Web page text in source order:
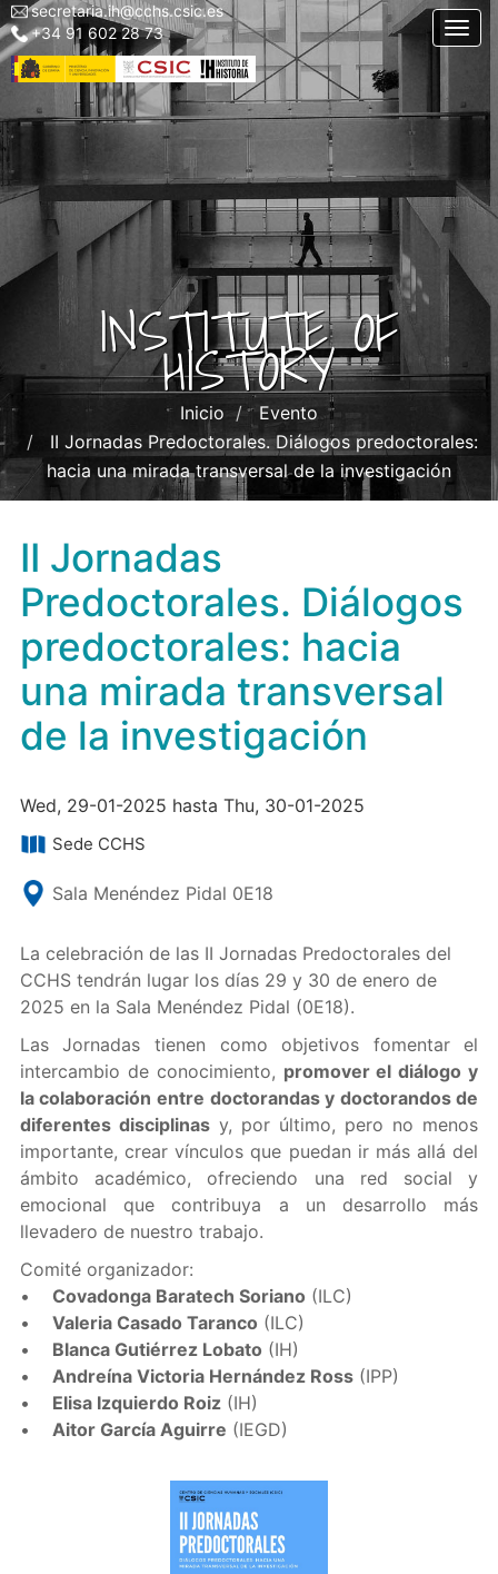
Skip
to
main
Menu
top
left
secretaria.ih@cchs.csic.es
+34 91 602 28 73
INSTITUTE OF
HISTORY
Inicio
Evento
II Jornadas Predoctorales. Diálogos predoctorales:
hacia una mirada transversal de la investigación
II Jornadas
Predoctorales. Diálogos
predoctorales: hacia
una mirada transversal
de la investigación
Wed, 29-01-2025 hasta Thu, 30-01-2025
Sede CCHS
Sala Menéndez Pidal 0E18
La celebración de las II Jornadas Predoctorales del
CCHS tendrán lugar los días 29 y 30 de enero de
2025 en la Sala Menéndez Pidal (0E18).
Las Jornadas tienen como objetivos fomentar el
intercambio de conocimiento, promover el diálogo y
la colaboración entre doctorandas y doctorandos de
diferentes disciplinasy, por último, pero no menos
importante, crear vínculos que puedan ir más allá del
ámbito académico, ofreciendo una red social y
emocional que contribuya a un desarrollo más
llevadero de nuestro trabajo.
Comité organizador:
• Covadonga Baratech Soriano (ILC)
• Valeria Casado Taranco (ILC)
• Blanca Gutiérrez Lobato (IH)
• Andreína Victoria Hernández Ross(IPP)
• Elisa Izquierdo Roiz(IH)
• Aitor García Aguirre (IEGD)